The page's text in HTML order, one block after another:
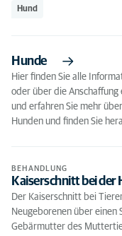
Hund
Hunde
Hier finden Sie alle
oder über die Anschaffung
und erfahren Sie mehr
Hunden und finden Sie
BEHANDLUNG
Kaiserschnitt bei der
Der Kaiserschnitt bei
Neugeborenen über einen
Gebärmutter des